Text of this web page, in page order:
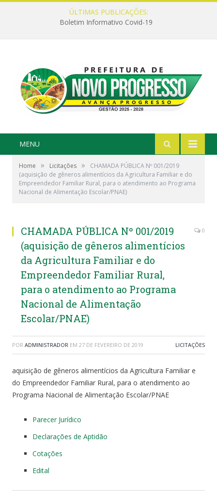
ÚLTIMAS PUBLICAÇÕES:
Boletim Informativo Covid-19
MENU
Home » Licitações »
CHAMADA PÚBLICA Nº 001/2019
(aquisição de gêneros alimentícios da Agricultura Familiar e do
Empreendedor Familiar Rural, para o atendimento ao Programa
Nacional de Alimentação Escolar/PNAE)
CHAMADA PÚBLICA Nº 001/2019
(aquisição de gêneros alimentícios
da Agricultura Familiar e do
Empreendedor Familiar Rural,
para o atendimento ao Programa
Nacional de Alimentação
Escolar/PNAE)
0
POR ADMINISTRADOR EM 27 DE FEVEREIRO DE 2019 LICITAÇÕES
aquisição de gêneros alimentícios da Agricultura Familiar e
do Empreendedor Familiar Rural, para o atendimento ao
Programa Nacional de Alimentação Escolar/PNAE
Parecer Jurídico
Declarações de Aptidão
Cotações
Edital